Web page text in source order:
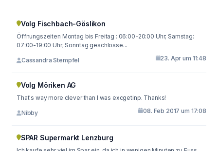
Volg Fischbach-Göslikon
Öffnungszeiten Montag bis Freitag : 06:00-20:00 Uhr; Samstag:
07:00-19:00 Uhr; Sonntag geschlosse...
Cassandra Stempfel 23. Apr um 11:48
Volg Möriken AG
That's way more clever than I was excgetinp. Thanks!
Nibby 08. Feb 2017 um 17:08
SPAR Supermarkt Lenzburg